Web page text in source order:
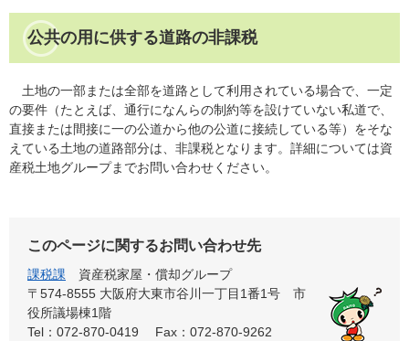
公共の用に供する道路の非課税
土地の一部または全部を道路として利用されている場合で、一定
の要件（たとえば、通行になんらの制約等を設けていない私道で、
直接または間接に一の公道から他の公道に接続している等）をそな
えている土地の道路部分は、非課税となります。詳細については資
産税土地グループまでお問い合わせください。
このページに関するお問い合わせ先
課税課
資産税家屋・償却グループ
〒574-8555 大阪府大東市谷川一丁目1番1号 市
役所議場棟1階
Tel：072-870-0419
Fax：072-870-9262